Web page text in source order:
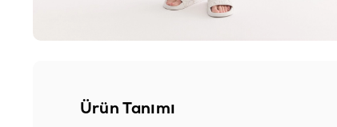
Ürün Tanımı